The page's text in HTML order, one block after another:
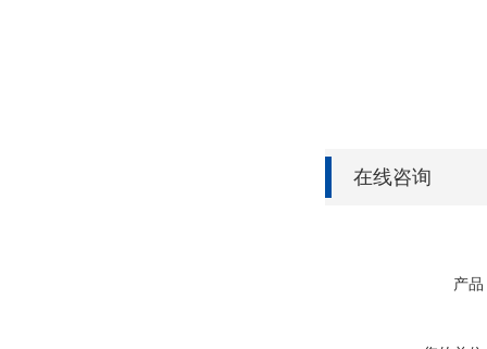
在线咨询
产品